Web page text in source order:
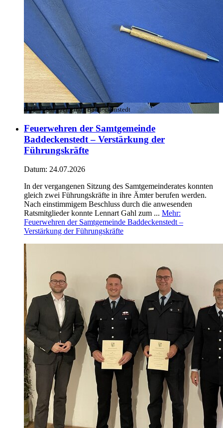
Bild:© Samtgemeinde Baddeckenstedt
Feuerwehren der Samtgemeinde
Baddeckenstedt – Verstärkung der
Führungskräfte
Datum: 24.07.2026
In der vergangenen Sitzung des Samtgemeinderates konnten
gleich zwei Führungskräfte in ihre Ämter berufen werden.
Nach einstimmigem Beschluss durch die anwesenden
Ratsmitglieder konnte Lennart Gahl zum ... Mehr:
Feuerwehren der Samtgemeinde Baddeckenstedt –
Verstärkung der Führungskräfte